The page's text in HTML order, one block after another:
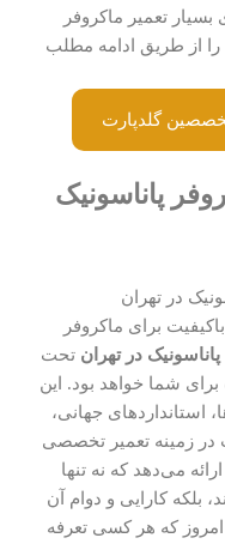
بسیار تعمیر ماکروفر
را از طریق ادامه مطلب
گلدپارت
پاناسونیک
برای ماکروفر
در تهران تحت
شما خواهد بود. این
استانداردهای جهانی،
در زمینه تعمیر تخصصی
می‌دهد که نه تنها
کارایی و دوام آن
که هر کسی تعرفه